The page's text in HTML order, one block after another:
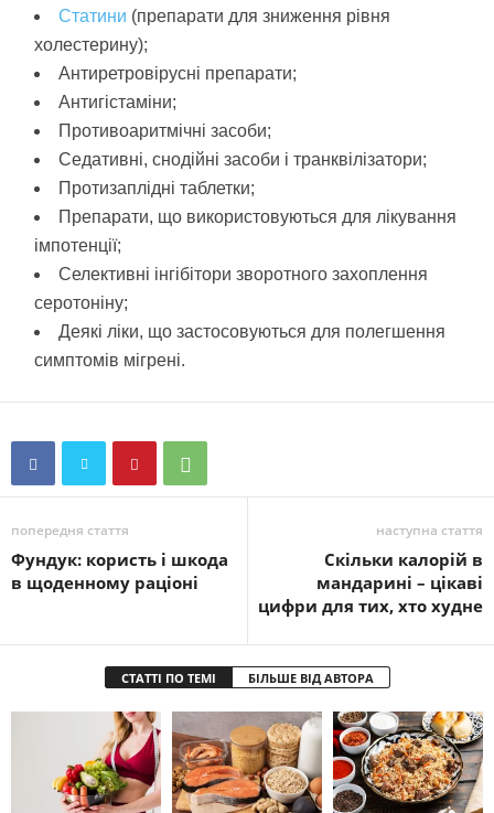
Статини (препарати для зниження рівня
холестерину);
Антиретровірусні препарати;
Антигістаміни;
Противоаритмічні засоби;
Седативні, снодійні засоби і транквілізатори;
Протизаплідні таблетки;
Препарати, що використовуються для лікування
імпотенції;
Селективні інгібітори зворотного захоплення
серотоніну;
Деякі ліки, що застосовуються для полегшення
симптомів мігрені.
попередня стаття
Фундук: користь і шкода
в щоденному раціоні
наступна стаття
Скільки калорій в
мандарині – цікаві
цифри для тих, хто худне
СТАТТІ ПО ТЕМІ БІЛЬШЕ ВІД АВТОРА